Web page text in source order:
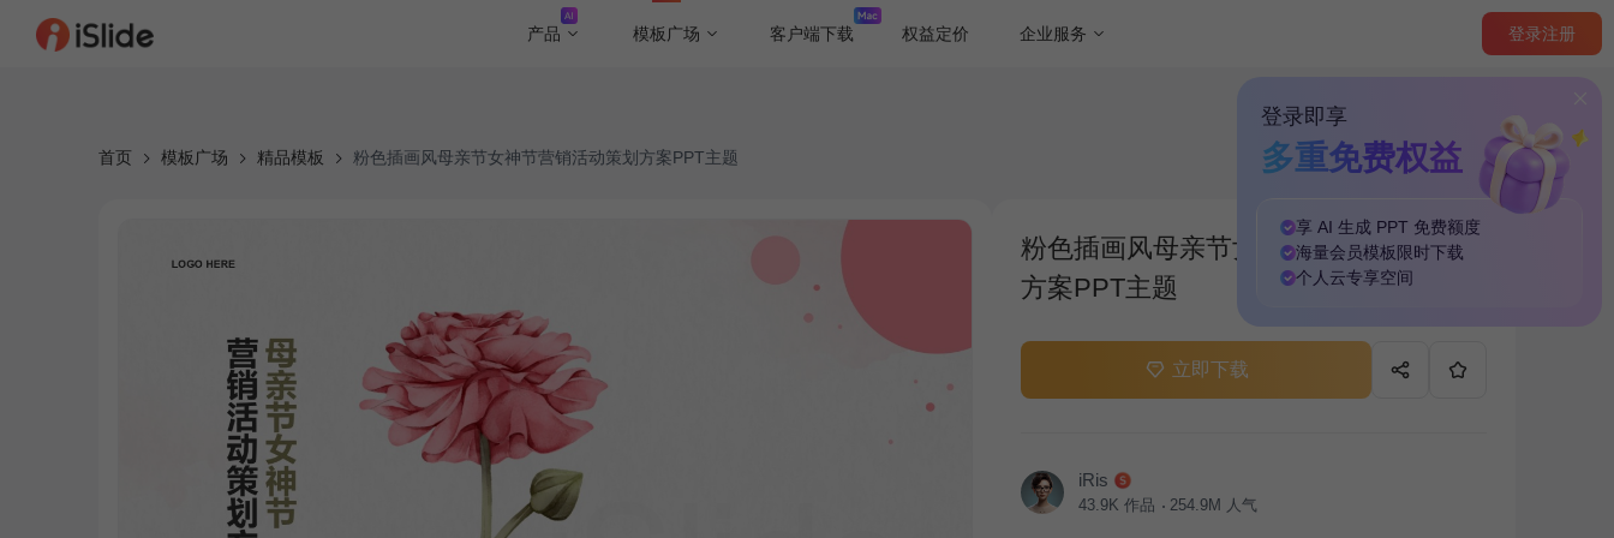
产品 模板广场 客户端下载 权益定价 企业服务 登录注册
登录即享
多重免费权益
享 AI 生成 PPT 免费额度
海量会员模板 限时下载
个人云专享空间
首页 模板广场 精品模板 粉色插画风母亲节女神节营销活动策划方案PPT主题
粉色插画风母亲节女神节营销活动策划
方案PPT主题
立即下载
iRis
43.9K 作品 254.9M 人气